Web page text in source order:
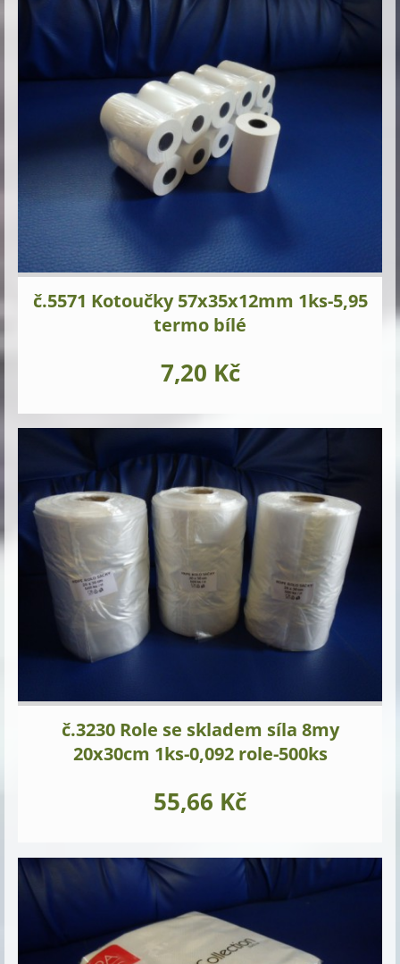
č.5571 Kotoučky 57x35x12mm 1ks-5,95
termo bílé
7,20 Kč
č.3230 Role se skladem síla 8my
20x30cm 1ks-0,092 role-500ks
55,66 Kč